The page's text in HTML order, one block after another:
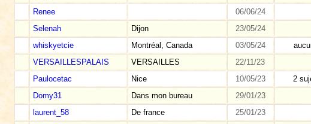
Renee
06/06/24
Selenah
Dijon 23/05/24
whiskyetcie
Montréal, Canada 03/05/24
VERSAILLESPALAIS
VERSAILLES 22/11/23
Paulocetac
Nice 10/05/23 2
Domy31
Dans mon bureau 29/01/23
laurent_58
De france 25/01/23